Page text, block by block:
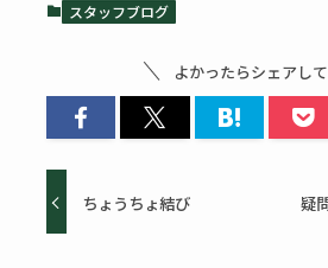
スタッフブログ
よかったらシェアして
ちょうちょ結び 疑